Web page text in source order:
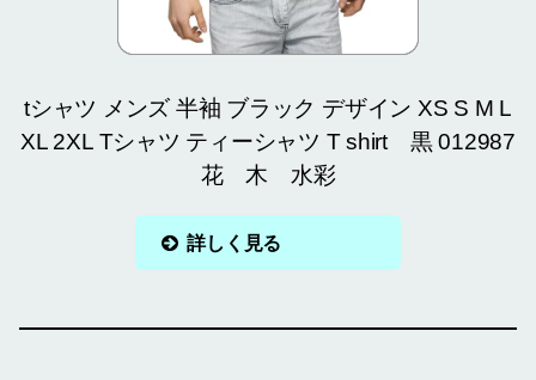
tシャツ メンズ 半袖 ブラック デザイン XS S M L
XL 2XL Tシャツ ティーシャツ T shirt 黒 012987
花 木 水彩
詳しく見る